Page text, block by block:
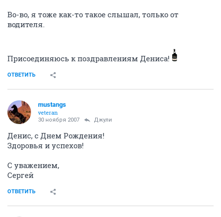
Во-во, я тоже как-то такое слышал, только от
водителя.
Присоединяюсь к поздравлениям Дениса!
ОТВЕТИТЬ
mustangs
veteran
30 ноября 2007 Джули
Денис, с Днем Рождения!
Здоровья и успехов!
С уважением,
Сергей
ОТВЕТИТЬ